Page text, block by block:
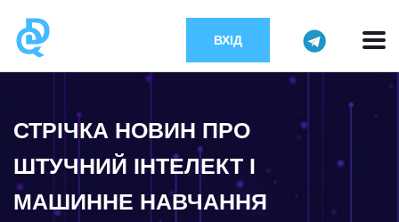
ВХІД
СТРІЧКА НОВИН ПРО
ШТУЧНИЙ ІНТЕЛЕКТ І
МАШИННЕ НАВЧАННЯ